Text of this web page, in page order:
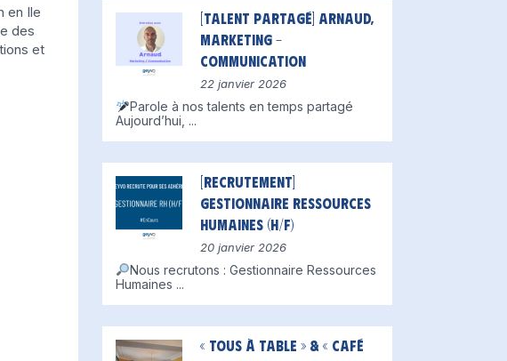
en Ile
des
et
[Talent partagé] Arnaud,
Marketing –
Communication
22 janvier 2026
Parole à nos talents en temps partagé
Aujourd’hui, ...
[Recrutement]
Gestionnaire Ressources
Humaines (H/F)
20 janvier 2026
Nous recrutons : Gestionnaire Ressources
Humaines ...
« Tous à table » & « Café